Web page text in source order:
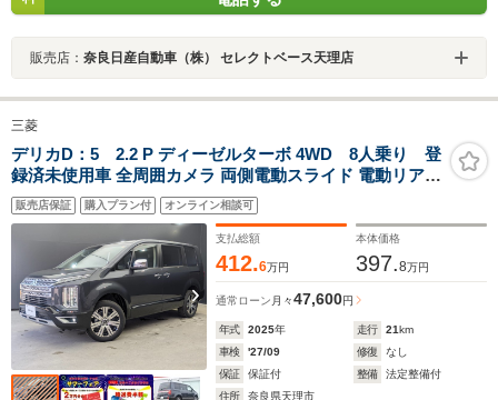
販売店： 奈良日産自動車（株） セレクトベース天理店
三菱
デリカD：5 2.2 P ディーゼルターボ 4WD 8人乗り 登
録済未使用車 全周囲カメラ 両側電動スライド 電動リアゲ
ート 衝突被害軽減 レーダークルーズコントロール パワー
シート パワーバックドア シート/ステアリングヒーター
LEDヘッド 4WD
販売店保証 購入プラン付 オンライン相談可
支払総額
412.6万円
本体価格
397.8万円
通常ローン 月々47,600円
年式 2025年 走行 21km
車検
'27/09 修復
なし
保証
保証付 整備
法定整備付
住所
奈良県天理市